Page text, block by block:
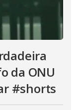
da ONU
#shorts